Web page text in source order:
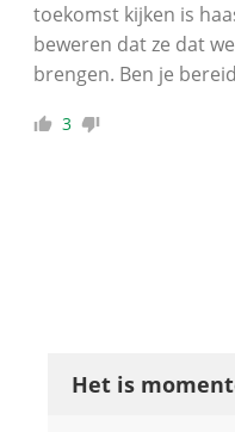
toekomst kijken is
beweren dat ze dat
brengen. Ben je
3
Het is